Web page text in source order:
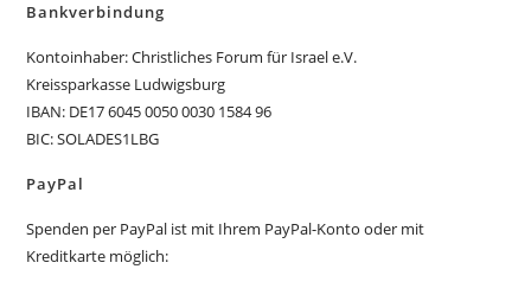
Bankverbindung
Kontoinhaber: Christliches Forum für Israel e.V.
Kreissparkasse Ludwigsburg
IBAN: DE17 6045 0050 0030 1584 96
BIC: SOLADES1LBG
PayPal
Spenden per PayPal ist mit Ihrem PayPal-Konto oder mit
Kreditkarte möglich: